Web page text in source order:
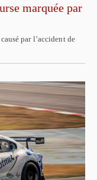
marquée par
par l’accident de